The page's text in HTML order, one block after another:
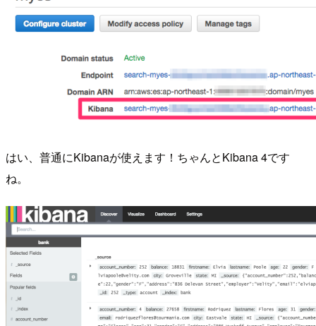
はい、普通にKibanaが使えます！ちゃんとKibana 4です
ね。